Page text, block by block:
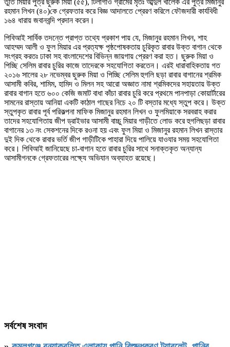
রহমান লিখন (৪০)কে গ্রেফতার করে বিজ্ঞ আদালতে প্রেরণ করিলে ফৌজদারী কার্যবিধী
১৬৪ ধারায় জবানবন্দি প্রদান করেন।
পিবিআই সার্বিক তদন্তে প্রাপ্ত তথ্যে প্রকাশ পায় যে, মিজানুর রহমান লিখন, শাহ
আহম্মদ আলী ও ফুল মিয়ার এর প্রত্যক্ষ পৃষ্ঠপোষকতায় চুরিকৃত রাবার উক্ত বাগান থেকে
সংগ্রহ করতঃ ঢাকা সহ বাংলাদেশের বিভিন্ন জায়গায় প্রেরণ করা হত। ছুরুক মিয়া ও
পিচ্ছি সেলিম রাবার চুরির কাজে তাদেরকে সহযোগিতা করতেন। এরই ধারাবাহিকতায় গত
২০১৬ সালের ২৮ নভেম্বর ছুরুক মিয়া ও পিচ্ছি সেলিম হুগলি ছড়া রাবার বাগানের শ্রমিক
আসামী কবির, শামিম, হামিদ ও মিলন সহ আরো অজ্ঞাত নামা শ্রমিকদের সহায়তায় উক্ত
রাবার বাগান হতে ৬০০ কেজি জমাট বাধা কাঁচা রাবার চুরি করে প্রথমে পানপাড়া কোয়ার্টারের
সামনের রাস্তায় আনিয়া একটি কাঠাল গাছের নিচে ২০ টি বস্তার মধ্যে স্তুপ করে। উক্ত
স্তুপকৃত রাবার পূর্ব পরিকল্পনা মাফিক মিজানুর রহমান লিখন ও ফুলমিয়াকে সরবরাহ করার
তাদের সহযোগিতায় জীপ ড্রাইভার আসামী বাচ্চু মিয়ার গাড়ীতে লোড করে হুগলিছড়া রাবার
বাগানের ১৩ নং সেকশনের দিকে রওনা হয় এবং ফুল মিয়া ও মিজানুর রহমান লিখন রাস্তার
দুই দিক থেকে রাবার ভর্তি জীপ গাড়ীটিকে পাহারা দিয়ে পালিয়ে যাওযার সময় সহযোগিতা
করে। পিবিআই জানিয়েছে চা-বাগান হতে রাবার চুরির সাথে সনাক্তকৃত অন্যান্য
আসামীগনকে গ্রেফতারের লক্ষ্যে অভিযান অব্যাহত রয়েছে।
সর্বশেষ সংবাদ